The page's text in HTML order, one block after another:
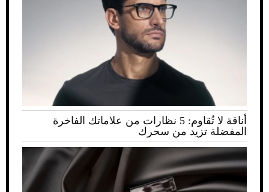
أناقة لا تُقاوم: 5 نظارات من علاماتك الفاخرة
المفضلة تزيد من سحرك